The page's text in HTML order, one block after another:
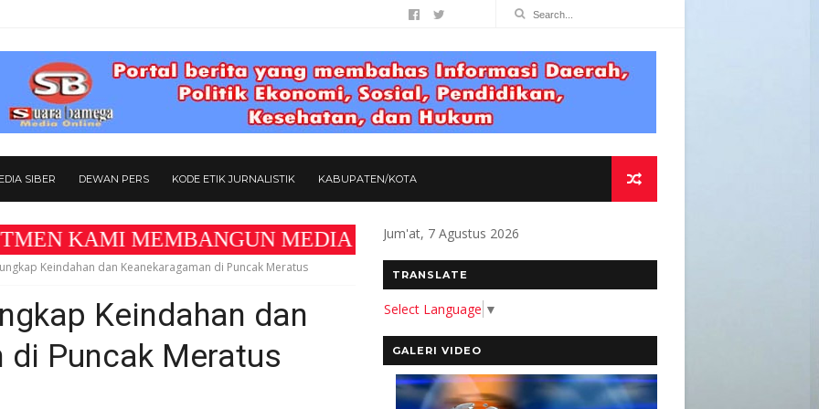
SIBER DEWAN PERS KODE ETIK JURNALISTIK KABUPATEN/KOTA
MEMBANGUN MEDIA YANG AKURAT DAN BERMANFAAT BAGI
Keindahan dan Keanekaragaman di Puncak Meratus
Keindahan dan
di Puncak Meratus
Jum'at, 7 Agustus 2026
TRANSLATE
Select Language ▼
GALERI VIDEO